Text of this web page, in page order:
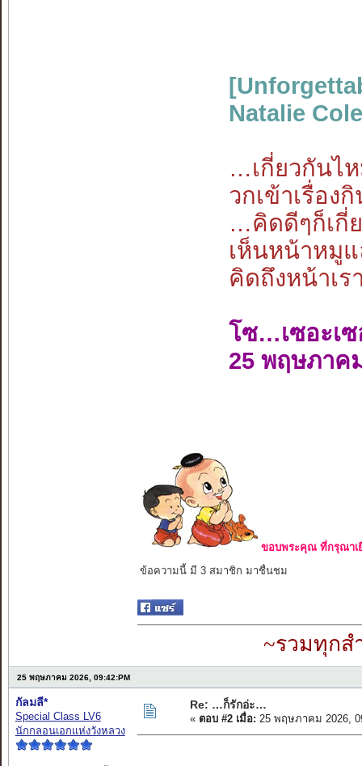
Natalie
…เกี่ยวกันไ
วกเข้าเรื่อง
…คิดดีๆก็เกี่
เห็นหน้าหมู
คิดถึงหน้าเ
โซ…เซอะเ
25 พฤษภาค
ขอบพระคุณ ที่กรุณาเ
ข้อความนี้ มี 3 สมาชิก มาชื่นชม
~รวมทุกส
25 พฤษภาคม 2026, 09:42:PM
กัลมลี*
Special Class LV6
นักกลอนเอกแห่งวังหลวง
Re: …ก็รักอ่ะ…
« ตอบ #2 เมื่อ: 25 พฤษภาคม 2026,